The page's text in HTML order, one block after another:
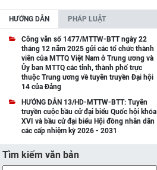
UBMTTQ Việt Nam tỉnh Quảng Ninh
UBMTTQ Việt Nam tỉnh Cao Bằng
UBMTTQ Việt Nam tỉnh Lạng Sơn
UBMTTQ Việt Nam tỉnh Lai Châu
UBMTTQ Việt Nam tỉnh Điện Biên
UBMTTQ Việt Nam tỉnh Sơn La
UBMTTQ Việt Nam tỉnh Thanh Hóa
UBMTTQ Việt Nam tỉnh Nghệ An
HƯỚNG DẪN PHÁP LUẬT
Công văn số 1477/MTTW-BTT ngày 22
tháng 12 năm 2025 gửi các tổ chức thành
viên của MTTQ Việt Nam ở Trung ương và
Ủy ban MTTQ các tỉnh, thành phố trực
thuộc Trung ương về tuyên truyền Đại hội
14 của Đảng
HƯỚNG DẪN 13/HD-MTTW-BTT: Tuyên
truyền cuộc bầu cử đại biểu Quốc hội khóa
XVI và bầu cử đại biểu Hội đồng nhân dân
các cấp nhiệm kỳ 2026 - 2031
Tìm kiếm văn bản